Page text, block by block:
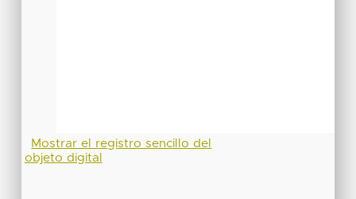
Mostrar el registro sencillo del
objeto digital